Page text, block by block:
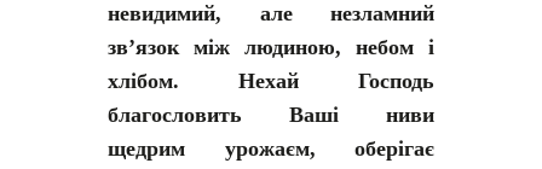
невидимий, але незламний
зв’язок між людиною, небом і
хлібом. Нехай Господь
благословить Ваші ниви
щедрим урожаєм, оберігає